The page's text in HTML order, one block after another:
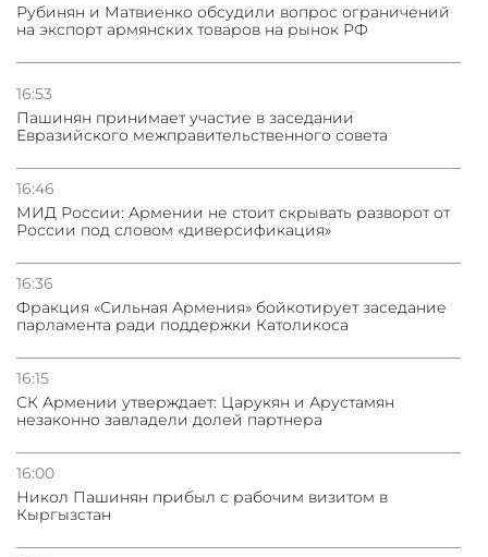
Рубинян и Матвиенко обсудили вопрос ограничений
на экспорт армянских товаров на рынок РФ
16:53
Пашинян принимает участие в заседании
Евразийского межправительственного совета
16:46
МИД России: Армении не стоит скрывать разворот от
России под словом «диверсификация»
16:36
Фракция «Сильная Армения» бойкотирует заседание
парламента ради поддержки Католикоса
16:15
СК Армении утверждает: Царукян и Арустамян
незаконно завладели долей партнера
16:00
Никол Пашинян прибыл с рабочим визитом в
Кыргызстан